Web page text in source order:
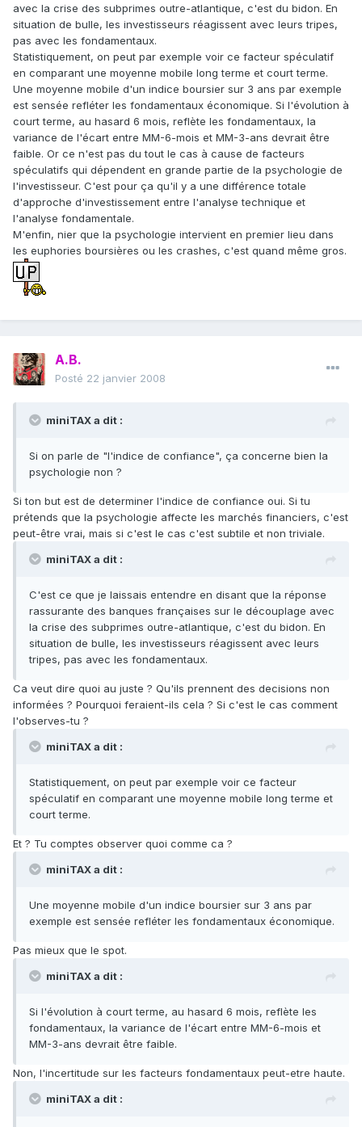
avec la crise des subprimes outre-atlantique, c'est du bidon. En
situation de bulle, les investisseurs réagissent avec leurs tripes,
pas avec les fondamentaux.
Statistiquement, on peut par exemple voir ce facteur spéculatif
en comparant une moyenne mobile long terme et court terme.
Une moyenne mobile d'un indice boursier sur 3 ans par exemple
est sensée refléter les fondamentaux économique. Si l'évolution à
court terme, au hasard 6 mois, reflète les fondamentaux, la
variance de l'écart entre MM-6-mois et MM-3-ans devrait être
faible. Or ce n'est pas du tout le cas à cause de facteurs
spéculatifs qui dépendent en grande partie de la psychologie de
l'investisseur. C'est pour ça qu'il y a une différence totale
d'approche d'investissement entre l'analyse technique et
l'analyse fondamentale.
M'enfin, nier que la psychologie intervient en premier lieu dans
les euphories boursières ou les crashes, c'est quand même gros.
A.B.
Posté 22 janvier 2008
miniTAX a dit :
Si on parle de "l'indice de confiance", ça concerne bien la
psychologie non ?
Si ton but est de determiner l'indice de confiance oui. Si tu
prétends que la psychologie affecte les marchés financiers, c'est
peut-être vrai, mais si c'est le cas c'est subtile et non triviale.
miniTAX a dit :
C'est ce que je laissais entendre en disant que la réponse
rassurante des banques françaises sur le découplage avec
la crise des subprimes outre-atlantique, c'est du bidon. En
situation de bulle, les investisseurs réagissent avec leurs
tripes, pas avec les fondamentaux.
Ca veut dire quoi au juste ? Qu'ils prennent des decisions non
informées ? Pourquoi feraient-ils cela ? Si c'est le cas comment
l'observes-tu ?
miniTAX a dit :
Statistiquement, on peut par exemple voir ce facteur
spéculatif en comparant une moyenne mobile long terme et
court terme.
Et ? Tu comptes observer quoi comme ca ?
miniTAX a dit :
Une moyenne mobile d'un indice boursier sur 3 ans par
exemple est sensée refléter les fondamentaux économique.
Pas mieux que le spot.
miniTAX a dit :
Si l'évolution à court terme, au hasard 6 mois, reflète les
fondamentaux, la variance de l'écart entre MM-6-mois et
MM-3-ans devrait être faible.
Non, l'incertitude sur les facteurs fondamentaux peut-etre haute.
miniTAX a dit :